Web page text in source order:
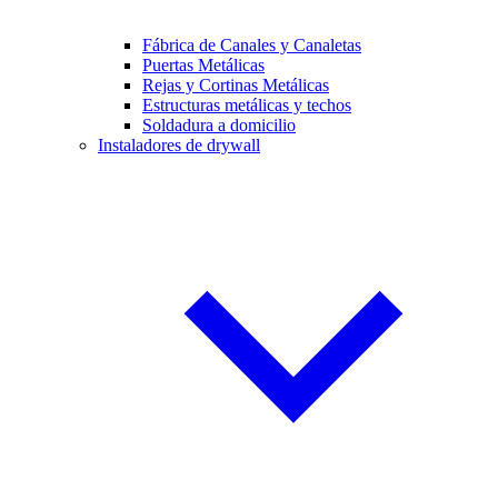
Fábrica de Canales y Canaletas
Puertas Metálicas
Rejas y Cortinas Metálicas
Estructuras metálicas y techos
Soldadura a domicilio
Instaladores de drywall